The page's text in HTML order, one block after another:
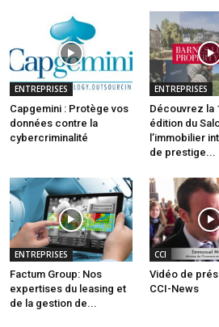
ENTREPRISES
Capgemini : Protège vos
données contre la
cybercriminalité
ENTREPRISES
Découvrez la
édition du
l’immobilier
de prestige...
ENTREPRISES
Factum Group: Nos
expertises du leasing et
de la gestion de...
CCI
Vidéo de
CCI-News